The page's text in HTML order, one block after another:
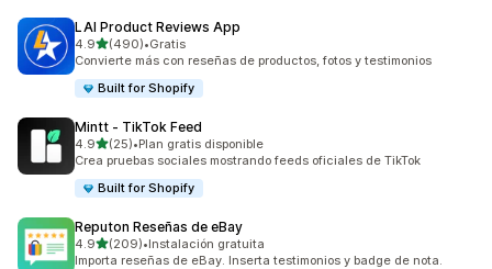
LAI Product Reviews App
4.9de 5 estrellas
(490)
490 reseñas en total
•Gratis
Convierte más con reseñas de productos, fotos y testimonios
Built for Shopify
Mintt ‑ TikTok Feed
4.9de 5 estrellas
(25)
25 reseñas en total
•Plan gratis disponible
Crea pruebas sociales mostrando feeds oficiales de TikTok
Built for Shopify
Reputon Reseñas de eBay
4.9de 5 estrellas
(209)
209 reseñas en total
•Instalación gratuita
Importa reseñas de eBay. Inserta testimonios y badge de nota.